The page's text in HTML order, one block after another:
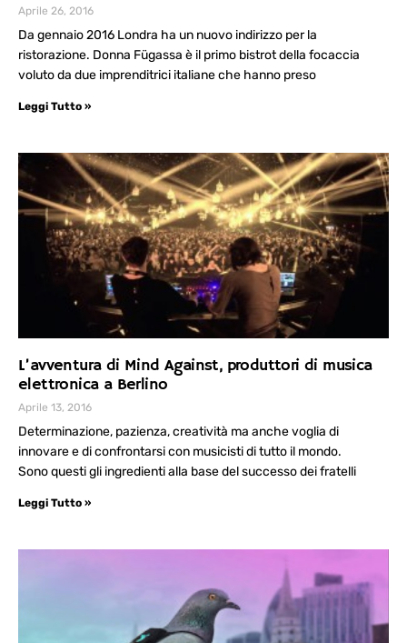
Aprile 26, 2016
Da gennaio 2016 Londra ha un nuovo indirizzo per la
ristorazione. Donna Fügassa è il primo bistrot della focaccia
voluto da due imprenditrici italiane che hanno preso
Leggi Tutto »
L’avventura di Mind Against, produttori di musica
elettronica a Berlino
Aprile 13, 2016
Determinazione, pazienza, creatività ma anche voglia di
innovare e di confrontarsi con musicisti di tutto il mondo.
Sono questi gli ingredienti alla base del successo dei fratelli
Leggi Tutto »